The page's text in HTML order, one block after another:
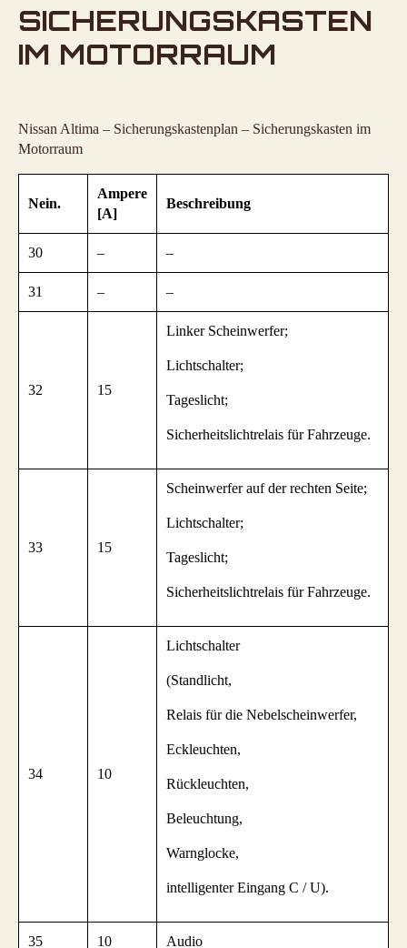
SICHERUNGSKASTEN
IM MOTORRAUM
Nissan Altima – Sicherungskastenplan – Sicherungskasten im
Motorraum
Nein.
Ampere
[A]
Beschreibung
30 – –
31 – –
32 15
Linker Scheinwerfer;
Lichtschalter;
Tageslicht;
Sicherheitslichtrelais für Fahrzeuge.
33 15
Scheinwerfer auf der rechten Seite;
Lichtschalter;
Tageslicht;
Sicherheitslichtrelais für Fahrzeuge.
34 10
Lichtschalter
(Standlicht,
Relais für die Nebelscheinwerfer,
Eckleuchten,
Rückleuchten,
Beleuchtung,
Warnglocke,
intelligenter Eingang C / U).
35 10 Audio